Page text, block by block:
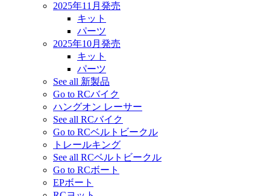
2025年11月発売
キット
パーツ
2025年10月発売
キット
パーツ
See all 新製品
Go to RCバイク
ハングオン レーサー
See all RCバイク
Go to RCベルトビークル
トレールキング
See all RCベルトビークル
Go to RCボート
EPボート